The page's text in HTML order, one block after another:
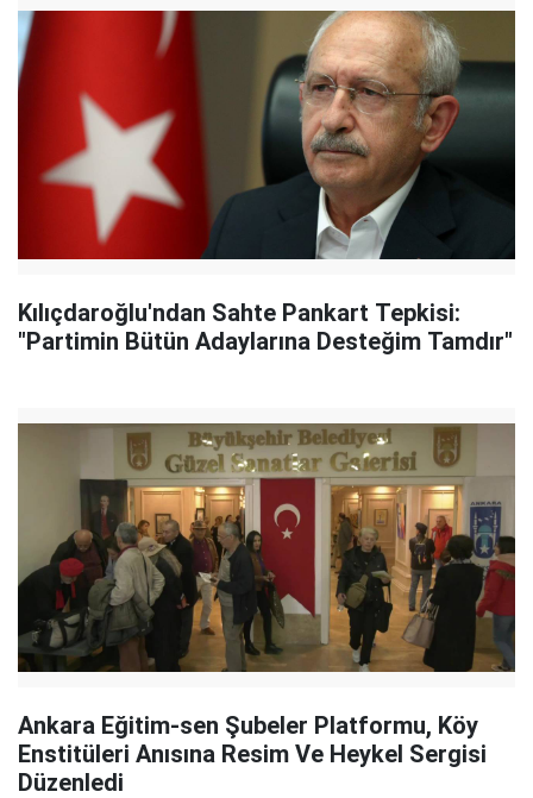
Kılıçdaroğlu'ndan Sahte Pankart Tepkisi:
"Partimin Bütün Adaylarına Desteğim Tamdır"
Ankara Eğitim-sen Şubeler Platformu, Köy
Enstitüleri Anısına Resim Ve Heykel Sergisi
Düzenledi